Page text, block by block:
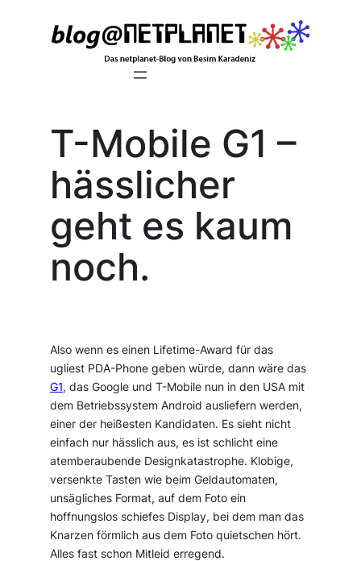
T-Mobile G1 –
hässlicher
geht es kaum
noch.
Also wenn es einen Lifetime-Award für das
ugliest PDA-Phone geben würde, dann wäre das
G1, das Google und T-Mobile nun in den USA mit
dem Betriebssystem Android ausliefern werden,
einer der heißesten Kandidaten. Es sieht nicht
einfach nur hässlich aus, es ist schlicht eine
atemberaubende Designkatastrophe. Klobige,
versenkte Tasten wie beim Geldautomaten,
unsägliches Format, auf dem Foto ein
hoffnungslos schiefes Display, bei dem man das
Knarzen förmlich aus dem Foto quietschen hört.
Alles fast schon Mitleid erregend.